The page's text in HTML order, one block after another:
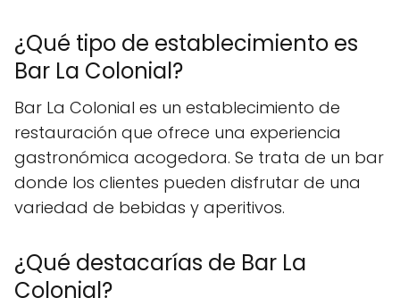
¿Qué tipo de establecimiento es
Bar La Colonial?
Bar La Colonial es un establecimiento de
restauración que ofrece una experiencia
gastronómica acogedora. Se trata de un bar
donde los clientes pueden disfrutar de una
variedad de bebidas y aperitivos.
¿Qué destacarías de Bar La
Colonial?